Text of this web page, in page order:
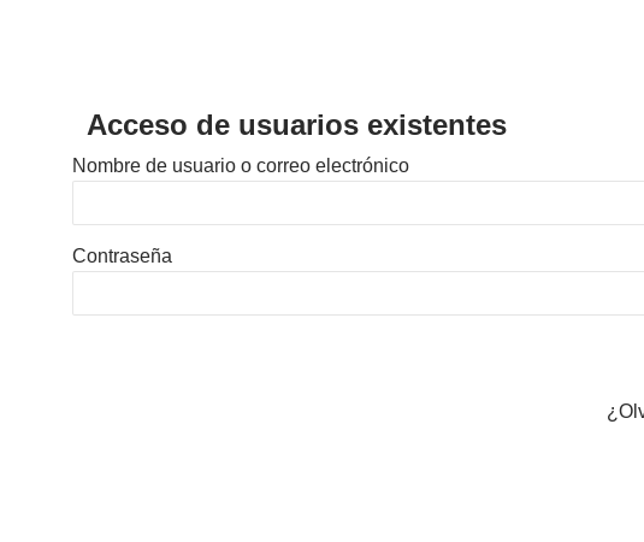
Acceso de usuarios existentes
Nombre de usuario o correo electrónico
Contraseña